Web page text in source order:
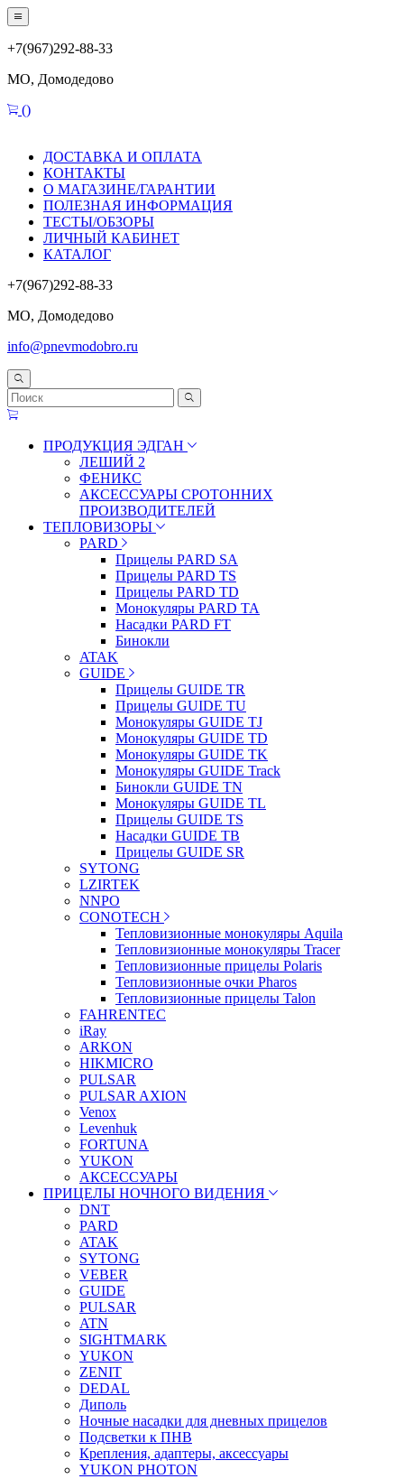
+7(967)292-88-33
МО, Домодедово
()
ДОСТАВКА И ОПЛАТА
КОНТАКТЫ
О МАГАЗИНЕ/ГАРАНТИИ
ПОЛЕЗНАЯ ИНФОРМАЦИЯ
ТЕСТЫ/ОБЗОРЫ
ЛИЧНЫЙ КАБИНЕТ
КАТАЛОГ
+7(967)292-88-33
МО, Домодедово
info@pnevmodobro.ru
ПРОДУКЦИЯ ЭДГАН
ЛЕШИЙ 2
ФЕНИКС
АКСЕССУАРЫ СРОТОННИХ
ПРОИЗВОДИТЕЛЕЙ
ТЕПЛОВИЗОРЫ
PARD
Прицелы PARD SA
Прицелы PARD TS
Прицелы PARD TD
Монокуляры PARD TA
Насадки PARD FT
Бинокли
ATAK
GUIDE
Прицелы GUIDE TR
Прицелы GUIDE TU
Монокуляры GUIDE TJ
Монокуляры GUIDE TD
Монокуляры GUIDE TK
Монокуляры GUIDE Track
Бинокли GUIDE TN
Монокуляры GUIDE TL
Прицелы GUIDE TS
Насадки GUIDE TB
Прицелы GUIDE SR
SYTONG
LZIRTEK
NNPO
CONOTECH
Тепловизионные монокуляры Aquila
Тепловизионные монокуляры Tracer
Тепловизионные прицелы Polaris
Тепловизионные очки Pharos
Тепловизионные прицелы Talon
FAHRENTEC
iRay
ARKON
HIKMICRO
PULSAR
PULSAR AXION
Venox
Levenhuk
FORTUNA
YUKON
АКСЕССУАРЫ
ПРИЦЕЛЫ НОЧНОГО ВИДЕНИЯ
DNT
PARD
ATAK
SYTONG
VEBER
GUIDE
PULSAR
ATN
SIGHTMARK
YUKON
ZENIT
DEDAL
Диполь
Ночные насадки для дневных прицелов
Подсветки к ПНВ
Крепления, адаптеры, аксессуары
YUKON PHOTON